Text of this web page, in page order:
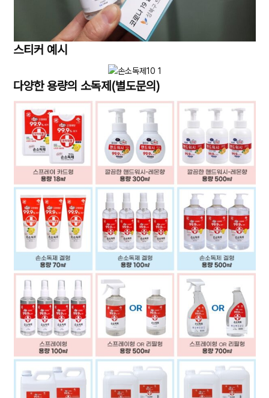
스티커 예시
다양한 용량의 소독제(별도문의)